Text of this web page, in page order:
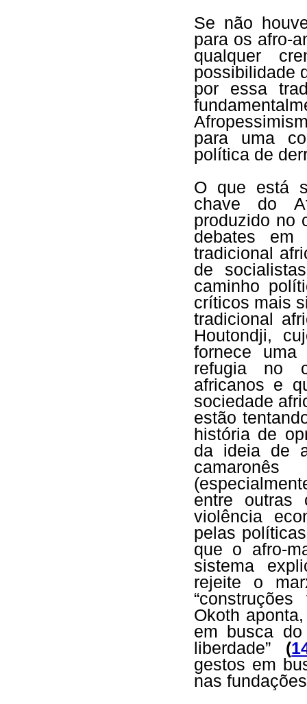
Se não
para os afro-
qualquer
possibilidade
por essa
para uma
política de
O que está
chave do
produzido no
debates
tradicional
de
caminho
críticos mais
tradicional
Houtondji,
fornece uma
refugia no
africanos e
sociedade
estão
história de
da ideia de
entre outras
violência
pelas
que o afro-
sistema
rejeite o
Okoth
em busca
liberdade” (
gestos em
nas